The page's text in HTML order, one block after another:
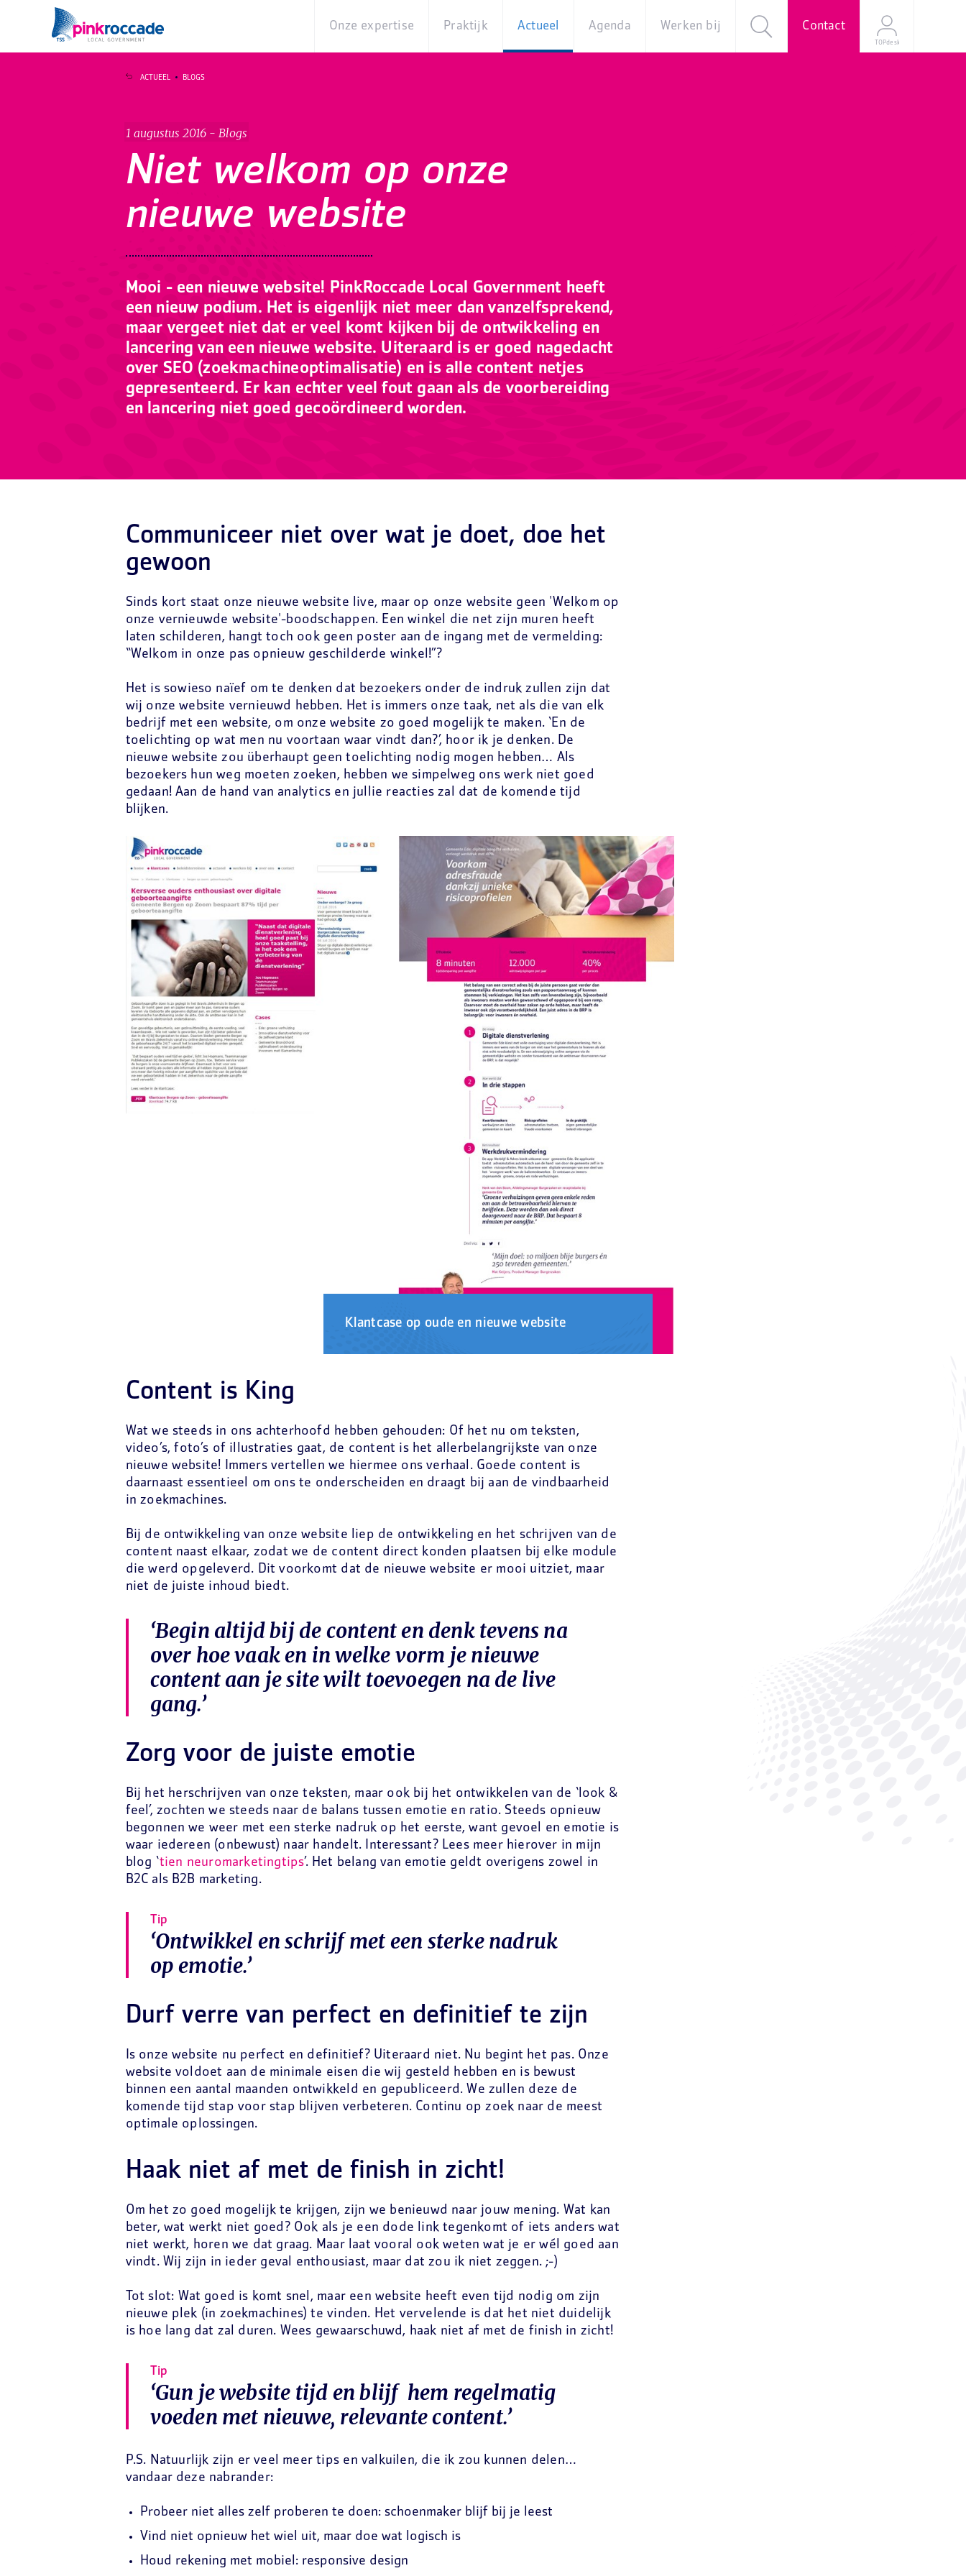
Onze expertise
Thema's
Praktijk
Practices
iBurgerzaken
Actueel Agenda Werken bij Contact
TOPdesk
1 augustus 2016 - Blogs
Niet welkom op onze
nieuwe website
Mooi - een nieuwe website! PinkRoccade Local Government heeft
een nieuw podium. Het is eigenlijk niet meer dan vanzelfsprekend,
maar vergeet niet dat er veel komt kijken bij de ontwikkeling en
lancering van een nieuwe website. Uiteraard is er goed nagedacht
over SEO (zoekmachineoptimalisatie) en is alle content netjes
gepresenteerd. Er kan echter veel fout gaan als de voorbereiding
en lancering niet goed gecoördineerd worden.
ACTUEEL BLOGS
Communiceer niet over wat je doet, doe het
gewoon
Sinds kort staat onze nieuwe website live, maar op onze website geen 'Welkom op
onze vernieuwde website'-boodschappen. Een winkel die net zijn muren heeft
laten schilderen, hangt toch ook geen poster aan de ingang met de vermelding:
“Welkom in onze pas opnieuw geschilderde winkel!”?
Het is sowieso naïef om te denken dat bezoekers onder de indruk zullen zijn dat
wij onze website vernieuwd hebben. Het is immers onze taak, net als die van elk
bedrijf met een website, om onze website zo goed mogelijk te maken. ‘En de
toelichting op wat men nu voortaan waar vindt dan?’, hoor ik je denken. De
nieuwe website zou überhaupt geen toelichting nodig mogen hebben… Als
bezoekers hun weg moeten zoeken, hebben we simpelweg ons werk niet goed
gedaan! Aan de hand van analytics en jullie reacties zal dat de komende tijd
blijken.
Klantcase op oude en nieuwe website
Content is King
Wat we steeds in ons achterhoofd hebben gehouden: Of het nu om teksten,
video’s, foto’s of illustraties gaat, de content is het allerbelangrijkste van onze
nieuwe website! Immers vertellen we hiermee ons verhaal. Goede content is
daarnaast essentieel om ons te onderscheiden en draagt bij aan de vindbaarheid
in zoekmachines.
Bij de ontwikkeling van onze website liep de ontwikkeling en het schrijven van de
content naast elkaar, zodat we de content direct konden plaatsen bij elke module
die werd opgeleverd. Dit voorkomt dat de nieuwe website er mooi uitziet, maar
niet de juiste inhoud biedt.
‘Begin altijd bij de content en denk tevens na
over hoe vaak en in welke vorm je nieuwe
content aan je site wilt toevoegen na de live
gang.’
Zorg voor de juiste emotie
Bij het herschrijven van onze teksten, maar ook bij het ontwikkelen van de ‘look &
feel’, zochten we steeds naar de balans tussen emotie en ratio. Steeds opnieuw
begonnen we weer met een sterke nadruk op het eerste, want gevoel en emotie is
waar iedereen (onbewust) naar handelt. Interessant? Lees meer hierover in mijn
blog ‘tien neuromarketingtips’. Het belang van emotie geldt overigens zowel in
B2C als B2B marketing.
Tip
‘Ontwikkel en schrijf met een sterke nadruk
op emotie.’
Durf verre van perfect en definitief te zijn
Is onze website nu perfect en definitief? Uiteraard niet. Nu begint het pas. Onze
website voldoet aan de minimale eisen die wij gesteld hebben en is bewust
binnen een aantal maanden ontwikkeld en gepubliceerd. We zullen deze de
komende tijd stap voor stap blijven verbeteren. Continu op zoek naar de meest
optimale oplossingen.
Haak niet af met de finish in zicht!
Om het zo goed mogelijk te krijgen, zijn we benieuwd naar jouw mening. Wat kan
beter, wat werkt niet goed? Ook als je een dode link tegenkomt of iets anders wat
niet werkt, horen we dat graag. Maar laat vooral ook weten wat je er wél goed aan
vindt. Wij zijn in ieder geval enthousiast, maar dat zou ik niet zeggen. ;-)
Tot slot: Wat goed is komt snel, maar een website heeft even tijd nodig om zijn
nieuwe plek (in zoekmachines) te vinden. Het vervelende is dat het niet duidelijk
is hoe lang dat zal duren. Wees gewaarschuwd, haak niet af met de finish in zicht!
Tip
‘Gun je website tijd en blijf hem regelmatig
voeden met nieuwe, relevante content.’
P.S. Natuurlijk zijn er veel meer tips en valkuilen, die ik zou kunnen delen…
vandaar deze nabrander:
Probeer niet alles zelf proberen te doen: schoenmaker blijf bij je leest
Vind niet opnieuw het wiel uit, maar doe wat logisch is
Houd rekening met mobiel: responsive design